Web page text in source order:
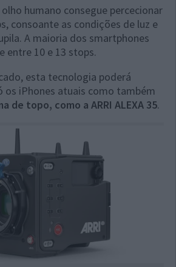
humano consegue percecionar
consoante as condições de luz e
A maioria dos smartphones
entre 10 e 13 stops.
esta tecnologia poderá
os iPhones atuais como também
de topo, como a ARRI ALEXA 35.